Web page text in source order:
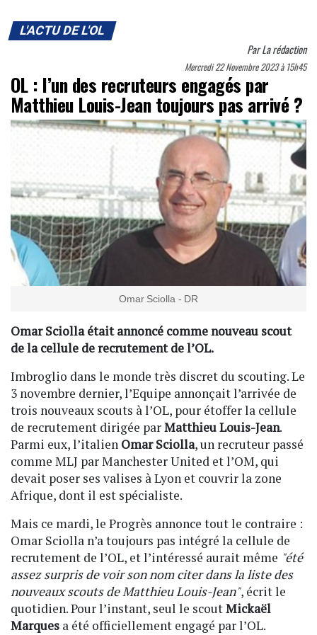
L'ACTU DE L'OL
ParLa rédaction
Mercredi 22 Novembre 2023 à 15h45
OL : l’un des recruteurs engagés par
Matthieu Louis-Jean toujours pas arrivé ?
Omar Sciolla - DR
Omar Sciolla était annoncé comme nouveau scout
de la cellule de recrutement de l’OL.
Imbroglio dans le monde très discret du scouting. Le
3 novembre dernier, l’Equipe annonçait l’arrivée de
trois nouveaux scouts à l’OL, pour étoffer la cellule
de recrutement dirigée parMatthieu Louis-Jean.
Parmi eux, l’italien Omar Sciolla, un recruteur passé
comme MLJ par Manchester United et l’OM, qui
devait poser ses valises à Lyon et couvrir la zone
Afrique, dont il est spécialiste.
Mais ce mardi, le Progrès annonce tout le contraire :
Omar Sciolla n’a toujours pas intégré la cellule de
recrutement de l’OL, et l’intéressé aurait même "été
assez surpris de voir son nom citer dans la liste des
nouveaux scouts de Matthieu Louis-Jean", écrit le
quotidien. Pour l’instant, seul le scoutMickaël
Marques a été officiellement engagé par l’OL.